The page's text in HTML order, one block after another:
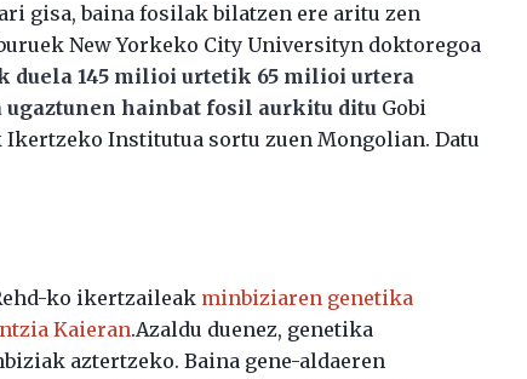
gisa, baina fosilak bilatzen ere aritu zen
New Yorkeko City Universityn doktoregoa
duela 145 milioi urtetik 65 milioi urtera
hainbat fosil aurkitu ditu Gobi
Institutua sortu zuen Mongolian. Datu
ko ikertzaileak minbiziaren genetika
Kaieran.Azaldu duenez, genetika
aztertzeko. Baina gene-aldaeren